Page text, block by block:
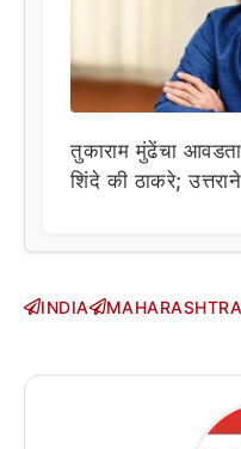
तुकाराम मुंढेंचा
शिंदे की ठाकरे;
INDIA MAHARASHTRA